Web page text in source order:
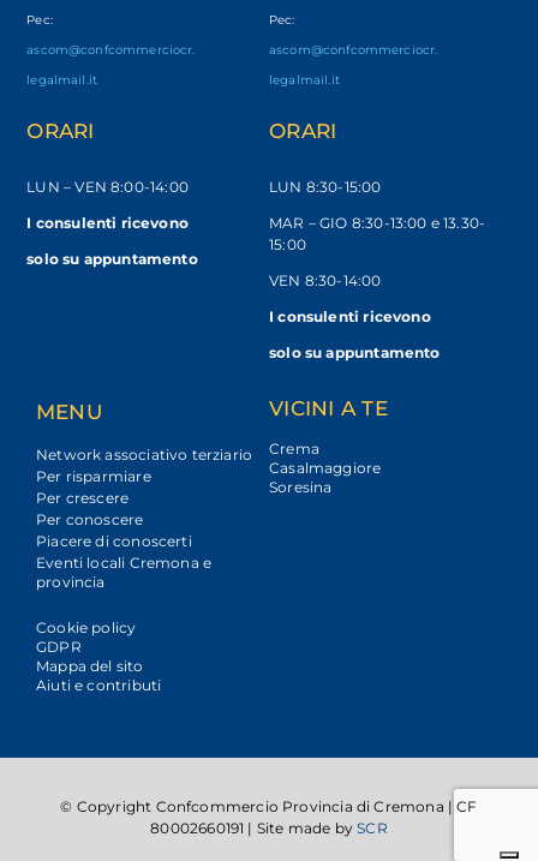
Pec:
ascom@confcommerciocr.
legalmail.it
ORARI
LUN – VEN8:00-14:00
I consulenti ricevono
solosu appuntamento
Pec:
ascom@confcommerciocr.
legalmail.it
ORARI
LUN 8:30-15:00
MAR – GIO 8:30-13:00 e 13.30-
15:00
VEN 8:30-14:00
I consulenti ricevono
solo su appuntamento
MENU
Network associativo terziario
Per risparmiare
Per crescere
Per conoscere
Piacere di conoscerti
Eventi locali Cremona e
provincia
Cookie policy
GDPR
Mappa del sito
Aiuti e contributi
VICINI A TE
Crema
Casalmaggiore
Soresina
© Copyright Confcommercio Provincia di Cremona | CF
80002660191 | Site made bySCR